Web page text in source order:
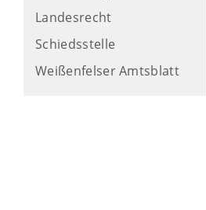
Landesrecht
Schiedsstelle
Weißenfelser Amtsblatt